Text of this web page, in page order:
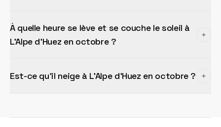
À quelle heure se lève et se couche le soleil à
L'Alpe d'Huez en octobre ?
Est-ce qu'il neige à L'Alpe d'Huez en octobre ?